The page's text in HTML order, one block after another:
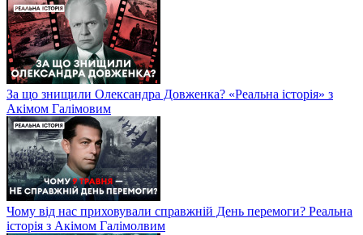
За що знищили Олександра Довженка? «Реальна історія» з
Акімом Галімовим
Чому від нас приховували справжній День перемоги? Реальна
історія з Акімом Галімолвим